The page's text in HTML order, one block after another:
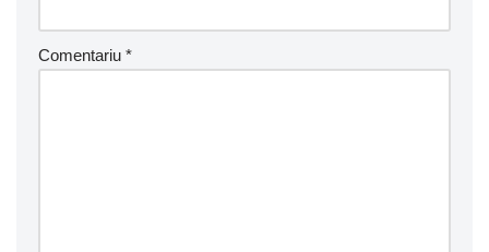
Comentariu *